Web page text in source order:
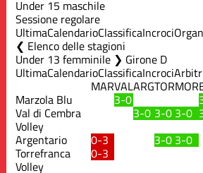
Under 15 maschile
Sessione regolare
UltimaCalendarioClassificaIncroci
Elenco delle stagioni
Under 13 femminile ❯ Girone D
UltimaCalendarioClassificaIncroci
MARVALARGTORMOR
Marzola Blu 3-0
Val di Cembra
Volley
3-0 3-0 3-0
Argentario
0-3 3-0 3-0
Torrefranca
Volley
0-3